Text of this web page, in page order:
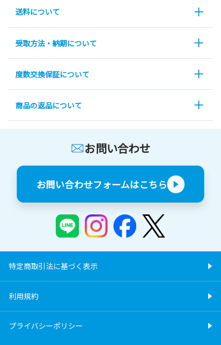
送料について
受取方法・納期について
度数交換保証について
商品の返品について
お問い合わせ
お問い合わせフォームはこちら
特定商取引法に基づく表示
利用規約
プライバシーポリシー